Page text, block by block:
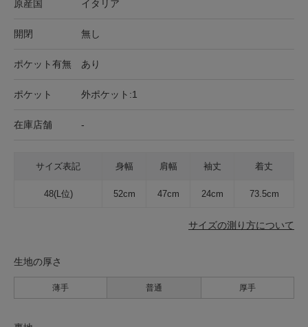
原産国 イタリア
開閉 無し
ポケット有無 あり
ポケット 外ポケット:1
在庫店舗 -
サイズ表記 身幅 肩幅 袖丈 着丈
48(L位) 52cm 47cm 24cm 73.5cm
サイズの測り方について
生地の厚さ
薄手 普通 厚手